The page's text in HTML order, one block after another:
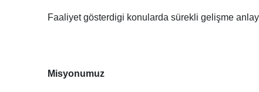
Faaliyet gösterdigi konularda sürekli gelişme
Misyonumuz